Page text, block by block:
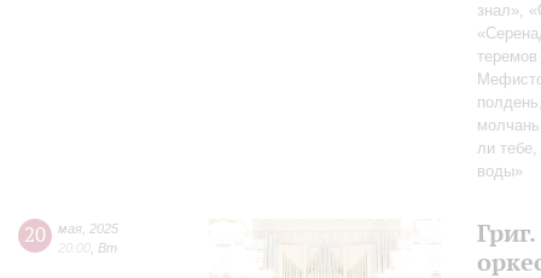
знал»,
ли
воды»
20 мая 2025
20:00 Вт